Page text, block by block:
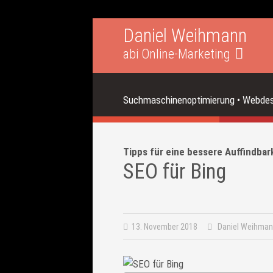
Daniel Weihmann
abi Online-Marketing
Suchmaschinenoptimierung •
Tipps für eine bessere
SEO für Bing
13. November 2018 Daniel